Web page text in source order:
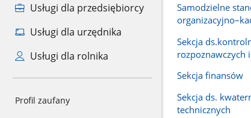
Usługi dla przedsiębiorcy
Usługi dla urzędnika
Usługi dla rolnika
Profil zaufany
Samodzielne
Sekcja
rozpoznawczych
Sekcja finansów
Sekcja ds.
technicznych